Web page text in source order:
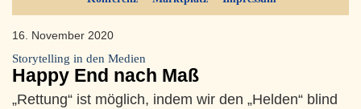
16. November 2020
Storytelling in den Medien
Happy End nach Maß
„Rettung“ ist möglich, indem wir den „Helden“ blind